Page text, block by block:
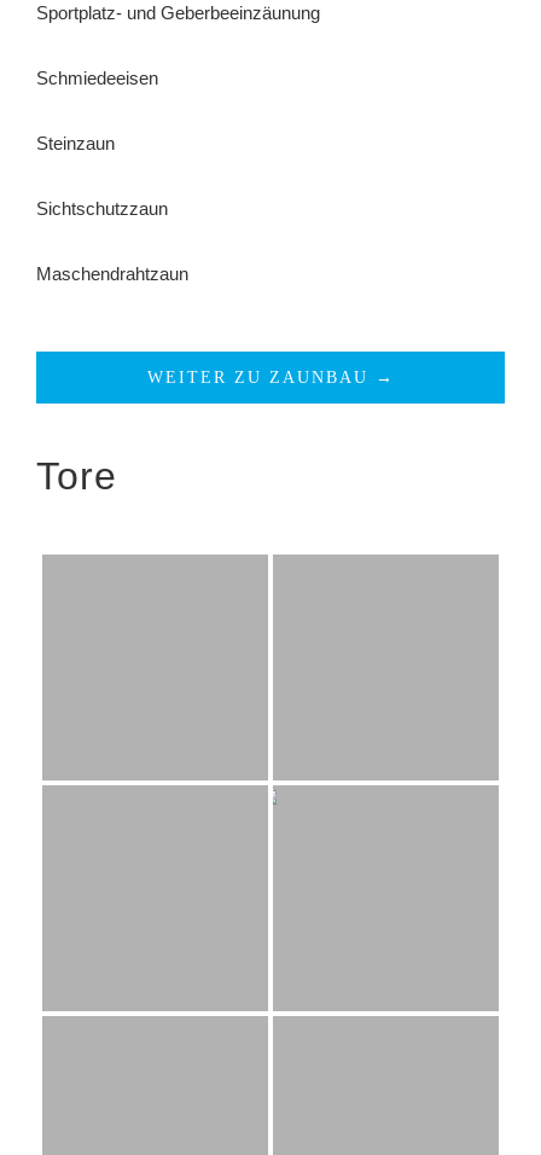
Sportplatz- und Geberbeeinzäunung
Schmiedeeisen
Steinzaun
Sichtschutzzaun
Maschendrahtzaun
WEITER ZU ZAUNBAU →
Tore